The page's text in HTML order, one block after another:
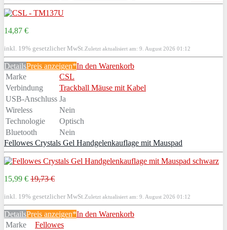
14,87 €
inkl. 19% gesetzlicher MwSt.Zuletzt aktualisiert am: 9. August 2026 01:12
DetailsPreis anzeigen*In den Warenkorb
Marke
CSL
Verbindung
Trackball Mäuse mit Kabel
USB-Anschluss Ja
Wireless
Nein
Technologie
Optisch
Bluetooth
Nein
Fellowes Crystals Gel Handgelenkauflage mit Mauspad
15,99 € 19,73 €
inkl. 19% gesetzlicher MwSt.Zuletzt aktualisiert am: 9. August 2026 01:12
DetailsPreis anzeigen*In den Warenkorb
Marke
Fellowes